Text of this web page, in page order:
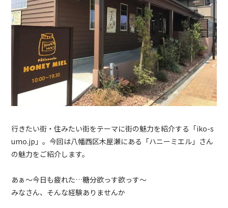
行きたい街・住みたい街をテーマに街の魅力を紹介する「iko-s
umo.jp」。今回は八幡西区木屋瀬にある「ハニーミエル」さん
の魅力をご紹介します。
あぁ～今日も疲れた…糖分欲っす欲っす～
みなさん、そんな経験ありませんか